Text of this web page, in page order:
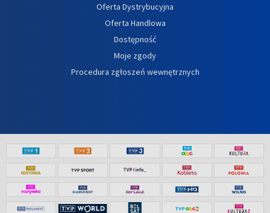
Oferta Dystrybucyjna
Oferta Handlowa
Dostępność
Moje zgody
Procedura zgłoszeń wewnętrznych